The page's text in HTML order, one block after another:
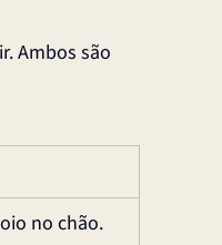
Ambos são
no chão.